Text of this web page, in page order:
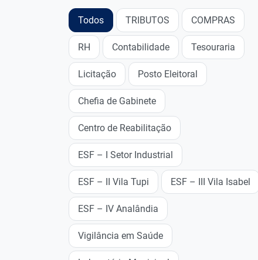
Todos TRIBUTOS COMPRAS
RH Contabilidade Tesouraria
Licitação Posto Eleitoral
Chefia de Gabinete
Centro de Reabilitação
ESF – I Setor Industrial
ESF – II Vila Tupi ESF – III Vila Isabel
ESF – IV Analândia
Vigilância em Saúde